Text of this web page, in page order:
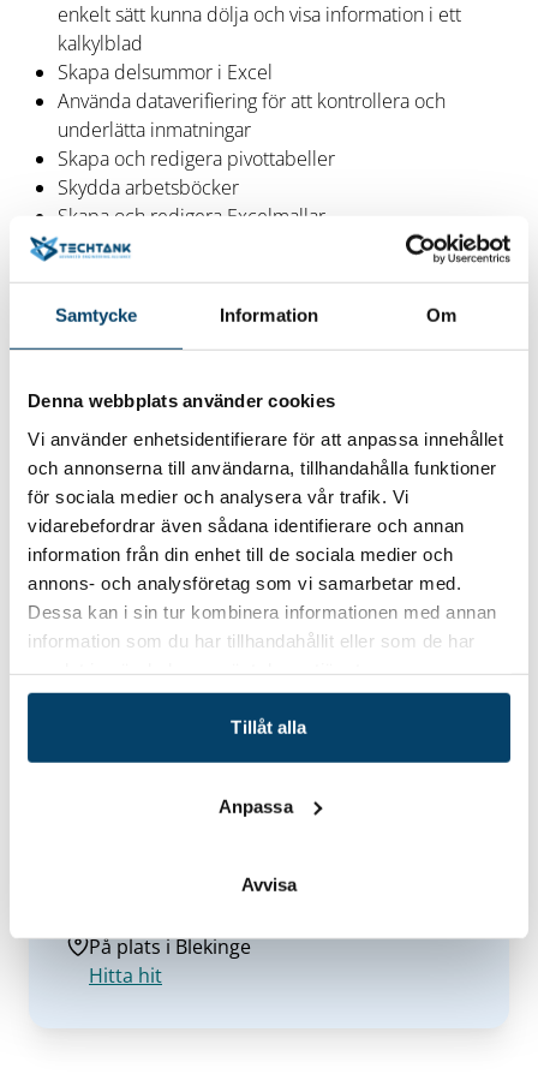
Samtycke Information Om
Denna webbplats använder cookies
Vi använder enhetsidentifierare för att anpassa innehållet
och annonserna till användarna, tillhandahålla funktioner
för sociala medier och analysera vår trafik. Vi
vidarebefordrar även sådana identifierare och annan
information från din enhet till de sociala medier och
annons- och analysföretag som vi samarbetar med.
Dessa kan i sin tur kombinera informationen med annan
information som du har tillhandahållit eller som de har
Tillåt alla
Anpassa
Avvisa
enkelt sätt kunna dölja och visa information i ett
kalkylblad
Skapa delsummor i Excel
Använda dataverifiering för att kontrollera och
underlätta inmatningar
Skapa och redigera pivottabeller
Skydda arbetsböcker
Skapa och redigera Excelmallar
Anpassning av verktygsfältet Snabbåtkomst
Praktiska tips och tricks i Excel
Kursdeltagarnas frågor
genomförs under två heldagar. Du kommer att få arbeta
med olika övningsdokument för att lära Dig de olika
delarna i Excel. Vi kommer att varva gemensamma
övningar med övningsuppgifter som du ska försöka lösa
på egen hand. Du förväntas ta med dig en egen
laptop/dator till utbildningen med programmet Excel
installerat, helst senaste version. Notera att kursen
kommer att genomföras i Blekinge, men vilken ort beror
på var majoriteten av deltagarna kommer ifrån.Läs mer
om innehåll, kostnad och annan praktisk information på
Techtanks bokningssida
20-21 mars 2024 kl. 9-16
På plats i Blekinge
Hitta hit